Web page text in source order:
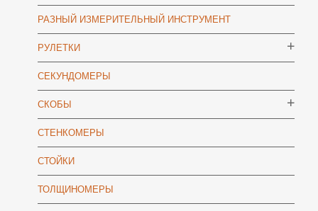
РАЗНЫЙ ИЗМЕРИТЕЛЬНЫЙ ИНСТРУМЕНТ
РУЛЕТКИ
СЕКУНДОМЕРЫ
СКОБЫ
СТЕНКОМЕРЫ
СТОЙКИ
ТОЛЩИНОМЕРЫ